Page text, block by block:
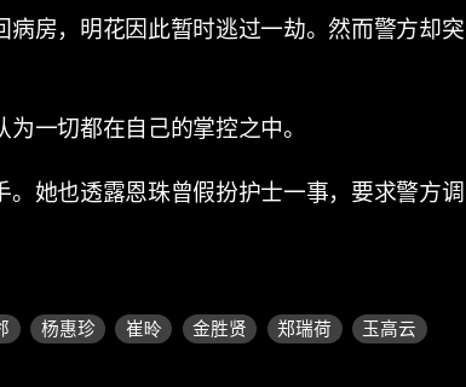
房，明花因此暂时逃过一劫。然而警方却突
一切都在自己的掌控之中。
她也透露恩珠曾假扮护士一事，要求警方调
杨惠珍 崔昤 金胜贤 郑瑞荷
玉高云